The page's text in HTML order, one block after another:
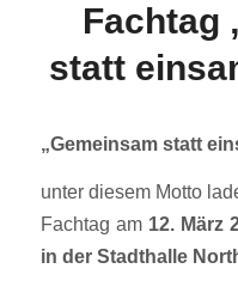
Fachtag
statt
„Gemeinsam statt
unter diesem Motto
Fachtag am 12. März
in der Stadthalle